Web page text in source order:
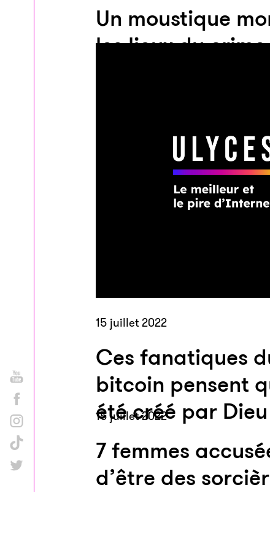
Un moustique
les lieux du
15 juillet 2022
Ces fanatiques
bitcoin pensent
été créé par Dieu
15 juillet 2022
7 femmes
d’être des